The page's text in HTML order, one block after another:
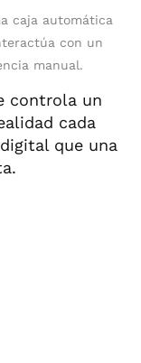
caja automática
con un
manual.
controla un
cada
que una